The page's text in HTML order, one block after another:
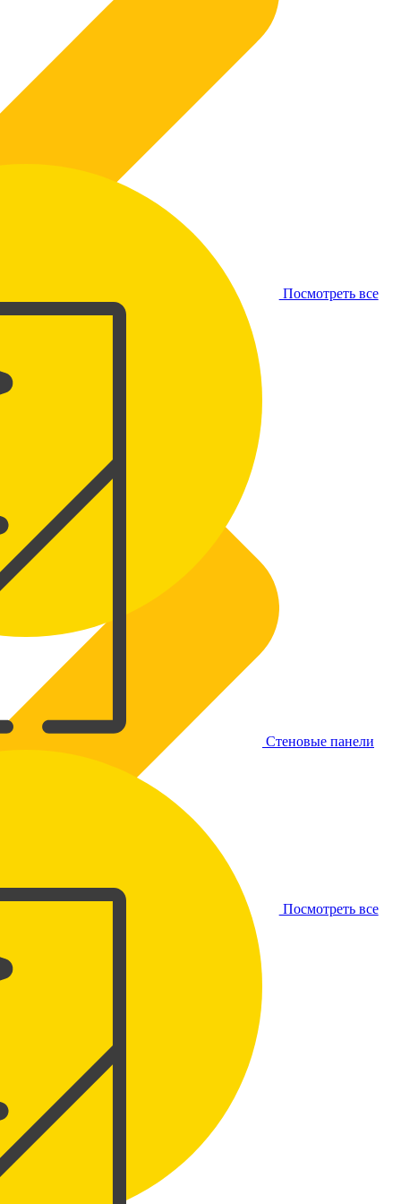
Посмотреть все
Посмотреть все
Стеновые панели